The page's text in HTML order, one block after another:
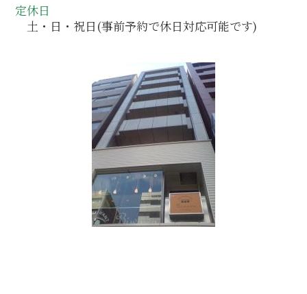
定休日
土・日・祝日(事前予約で休日対応可能です)